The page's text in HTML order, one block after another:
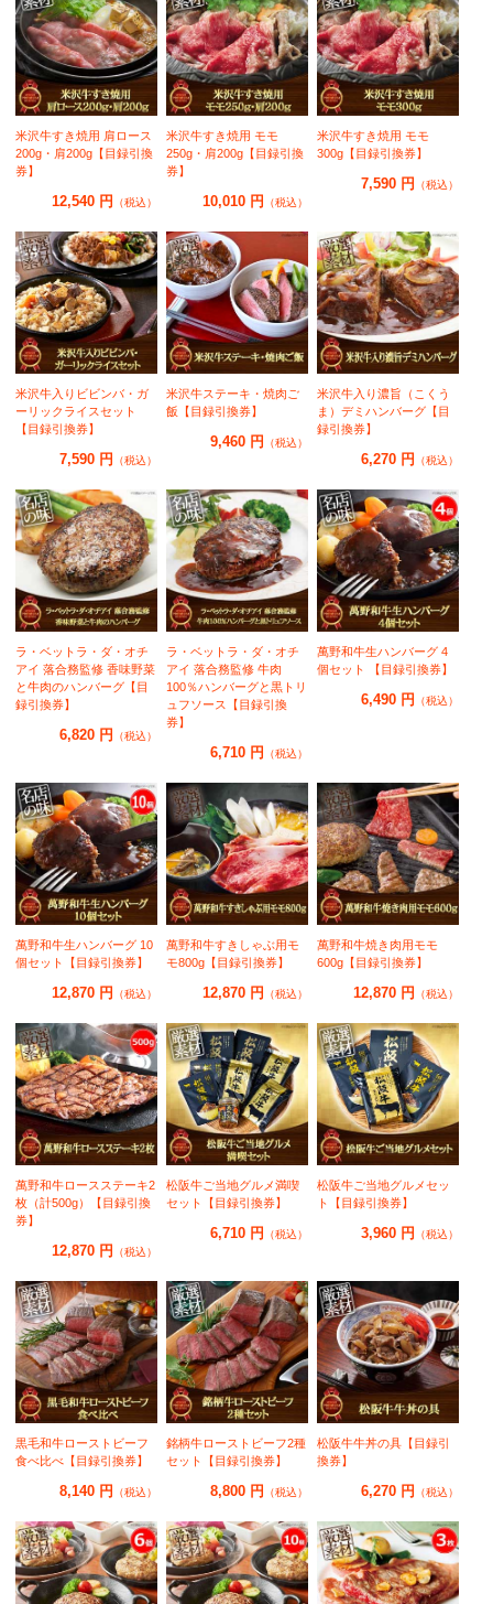
米沢牛すき焼用 肩ロース
200g・肩200g【目録引換
券】
12,540 円 （税込）
米沢牛すき焼用 モモ
250g・肩200g【目録引換
券】
10,010 円 （税込）
米沢牛すき焼用 モモ
300g【目録引換券】
7,590 円 （税込）
米沢牛入りビビンバ・ガ
ーリックライスセット
【目録引換券】
7,590 円 （税込）
米沢牛ステーキ・焼肉ご
飯【目録引換券】
9,460 円 （税込）
米沢牛入り濃旨（こくう
ま）デミハンバーグ【目
録引換券】
6,270 円 （税込）
ラ・ベットラ・ダ・オチ
アイ 落合務監修 香味野菜
と牛肉のハンバーグ【目
録引換券】
6,820 円 （税込）
ラ・ベットラ・ダ・オチ
アイ 落合務監修 牛肉
100％ハンバーグと黒トリ
ュフソース【目録引換
券】
6,710 円 （税込）
萬野和牛生ハンバーグ 4
個セット 【目録引換券】
6,490 円 （税込）
萬野和牛生ハンバーグ 10
個セット【目録引換券】
12,870 円 （税込）
萬野和牛すきしゃぶ用モ
モ800g【目録引換券】
12,870 円 （税込）
萬野和牛焼き肉用モモ
600g【目録引換券】
12,870 円 （税込）
萬野和牛ロースステーキ2
枚（計500g）【目録引換
券】
12,870 円 （税込）
松阪牛ご当地グルメ満喫
セット【目録引換券】
6,710 円 （税込）
松阪牛ご当地グルメセッ
ト【目録引換券】
3,960 円 （税込）
黒毛和牛ローストビーフ
食べ比べ【目録引換券】
8,140 円 （税込）
銘柄牛ローストビーフ2種
セット【目録引換券】
8,800 円 （税込）
松阪牛牛丼の具【目録引
換券】
6,270 円 （税込）